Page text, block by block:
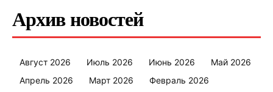
Контакты
Правила использования материалов
Архив новостей
Август 2026 Июль 2026 Июнь 2026
Май 2026
Апрель 2026
Март 2026
Февраль 2026